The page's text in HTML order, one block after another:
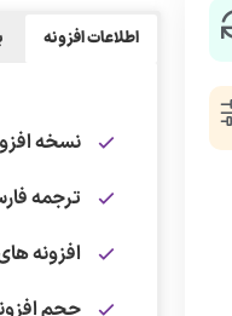
اطلاعات افزونه
نسخه
ترجمه
افزونه
حجم